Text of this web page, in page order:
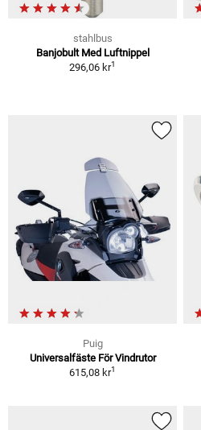
stahlbus
Banjobult Med Luftnippel
296,06 kr1
Puig
Universalfäste För Vindrutor
615,08 kr1